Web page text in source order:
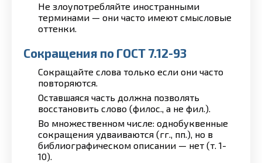
Не злоупотребляйте иностранными
терминами — они часто имеют смысловые
оттенки.
Сокращения по ГОСТ 7.12-93
Сокращайте слова только если они часто
повторяются.
Оставшаяся часть должна позволять
восстановить слово (филос., а не фил.).
Во множественном числе: однобуквенные
сокращения удваиваются (гг., пп.), но в
библиографическом описании — нет (т. 1-
10).